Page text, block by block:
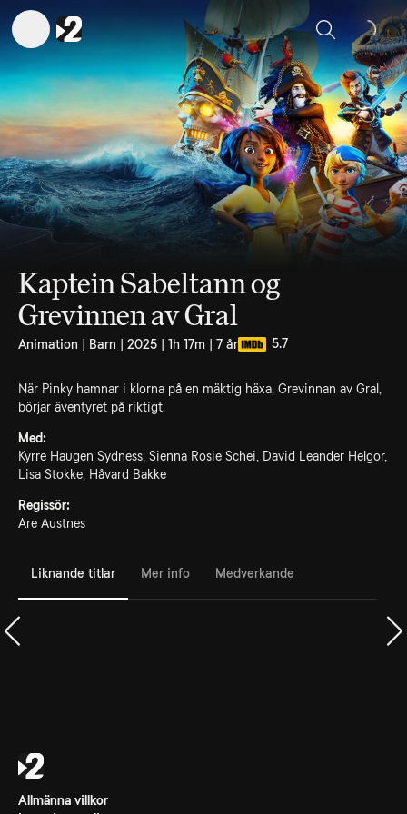
Sök
Kaptein Sabeltann og
Grevinnen av Gral
Animation | Barn | 2025 | 1h 17m | 7 år 5.7
När Pinky hamnar i klorna på en mäktig häxa, Grevinnan av Gral,
börjar äventyret på riktigt.
Med:
Kyrre Haugen Sydness, Sienna Rosie Schei, David Leander Helgor,
Lisa Stokke, Håvard Bakke
Regissör:
Are Austnes
Liknande titlar Mer info Medverkande
Allmänna villkor